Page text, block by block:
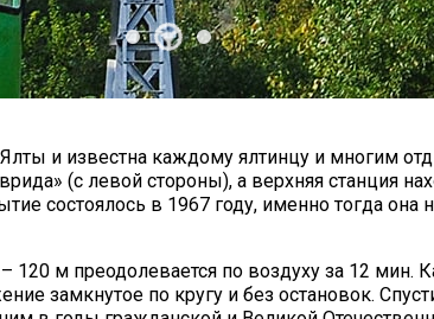
Ялты и известна каждому ялтинцу и многим
(с левой стороны), а верхняя станция
состоялось в 1967 году, именно тогда
м преодолевается по воздуху за 12 мин.
замкнутое по кругу и без остановок.